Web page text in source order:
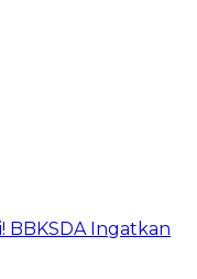
BBKSDA Ingatkan